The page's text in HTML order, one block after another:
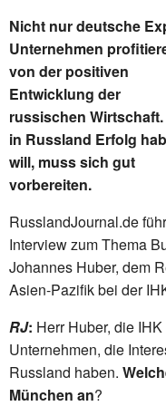
Nicht nur deutsche
Unternehmen
von der positiven
Entwicklung der
russischen Wirtschaft.
in Russland Erfolg
will, muss sich gut
vorbereiten.
RusslandJournal.de
Interview zum Thema
Johannes Huber, dem
Asien-Pazifik bei der
RJ: Herr Huber, die
Unternehmen, die
Russland haben.
München an?